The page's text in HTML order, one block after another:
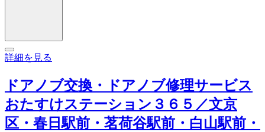
詳細を見る
ドアノブ交換・ドアノブ修理サービス
おたすけステーション３６５／文京
区・春日駅前・茗荷谷駅前・白山駅前・